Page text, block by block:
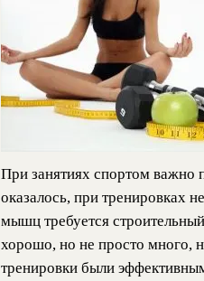
При занятиях спортом важно
оказалось, при тренировках
мышц требуется
хорошо, но не просто много,
тренировки были